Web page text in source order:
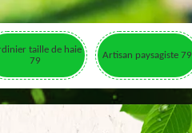
taille de haie
79
Artisan paysagiste 79